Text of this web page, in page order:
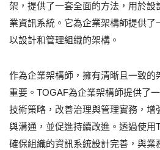
架，提供了一套全面的方法，用於設
業資訊系統。它為企業架構師提供了
以設計和管理組織的架構。
作為企業架構師，擁有清晰且一致的
重要。TOGAF為企業架構師提供了
技術策略，改善治理與管理實務，增
與溝通，並促進持續改進。透過使用
確保組織的資訊系統設計完善，與業